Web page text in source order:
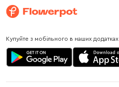
Купуйте з мобільного в наших додатках